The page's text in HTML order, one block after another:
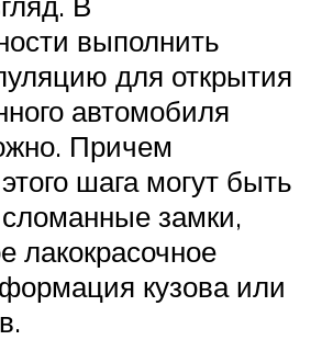
выполнить
для открытия
автомобиля
Причем
шага могут быть
замки,
лакокрасочное
кузова или